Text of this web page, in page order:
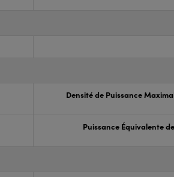
Densité de Puissance
Puissance Équivalente